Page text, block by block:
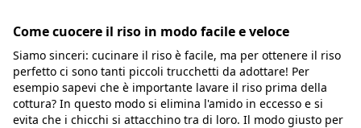
Come cuocere il riso in modo facile e veloce
Siamo sinceri: cucinare il riso è facile, ma per ottenere il riso
perfetto ci sono tanti piccoli trucchetti da adottare! Per
esempio sapevi che è importante lavare il riso prima della
cottura? In questo modo si elimina l'amido in eccesso e si
evita che i chicchi si attacchino tra di loro. Il modo giusto per